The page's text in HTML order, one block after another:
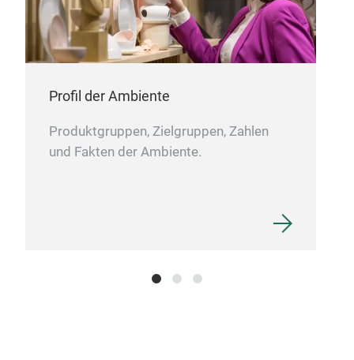
Profil der Ambiente
Produktgruppen, Zielgruppen, Zahlen
und Fakten der Ambiente.